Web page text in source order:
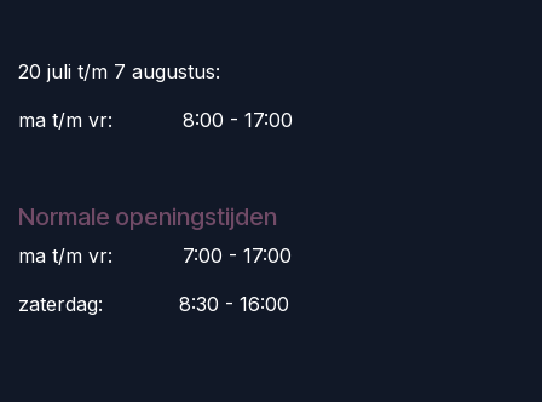
20 juli t/m 7 augustus:
ma t/m vr:
​8:00 - 17:00
Normale openingstijden
ma t/m vr:
​7:00 - 17:00
zaterdag:
​8:30 - 16:00